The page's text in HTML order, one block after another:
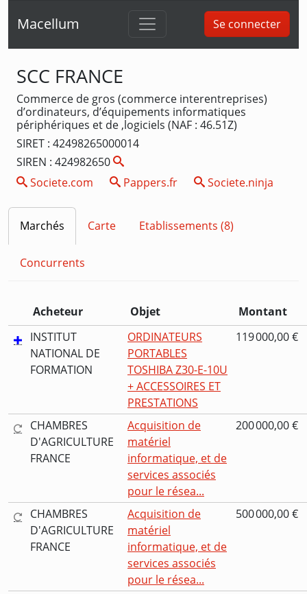
Macellum Se connecter
SCC FRANCE
Commerce de gros (commerce interentreprises)
d’ordinateurs, d’équipements informatiques
périphériques et de ,logiciels (NAF : 46.51Z)
SIRET : 42498265000014
SIREN : 424982650
Societe.com
Pappers.fr Societe.ninja
Marchés Carte Etablissements (8)
Concurrents
Acheteur Objet
Montant
INSTITUT
NATIONAL DE
FORMATION
ORDINATEURS
PORTABLES
TOSHIBA Z30-E-10U
+ ACCESSOIRES ET
PRESTATIONS
119 000,00 €
CHAMBRES
D'AGRICULTURE
FRANCE
Acquisition de
matériel
informatique, et de
services associés
pour le résea...
200 000,00 €
CHAMBRES
D'AGRICULTURE
FRANCE
Acquisition de
matériel
informatique, et de
services associés
pour le résea...
500 000,00 €